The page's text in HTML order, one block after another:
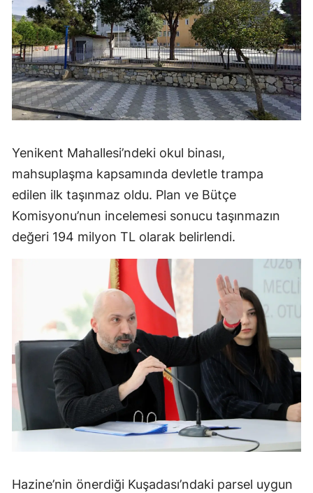
Yenikent Mahallesi’ndeki okul binası,
mahsuplaşma kapsamında devletle trampa
edilen ilk taşınmaz oldu. Plan ve Bütçe
Komisyonu’nun incelemesi sonucu taşınmazın
değeri 194 milyon TL olarak belirlendi.
Hazine’nin önerdiği Kuşadası’ndaki parsel uygun